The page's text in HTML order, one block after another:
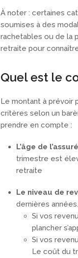
À noter : certaines
soumises à des
rachetables ou de la
retraite pour
Quel est le
Le montant à prévoir
critères selon un
prendre en compte :
L’âge de l’assuré
trimestre est
retraite
Le niveau de
dernières années.
Si vos
plancher
Si vos
Le coût du